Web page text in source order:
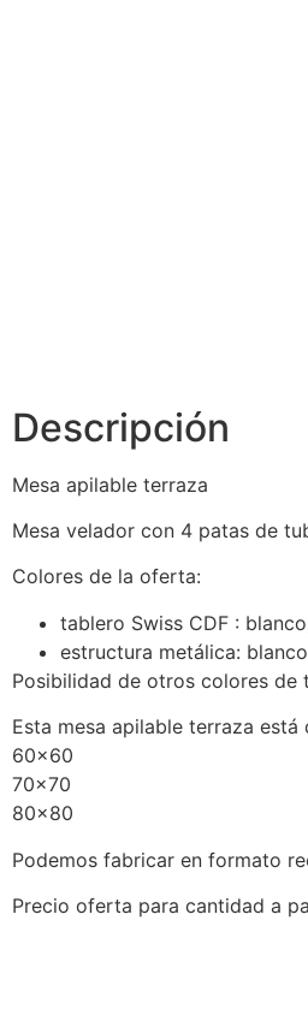
Descripción
Mesa apilable terraza
Mesa velador con 4 patas de
Colores de la oferta:
tablero Swiss CDF :
estructura metálica:
Posibilidad de otros colores de
Esta mesa apilable terraza está
60×60
70×70
80×80
Podemos fabricar en formato
Precio oferta para cantidad a